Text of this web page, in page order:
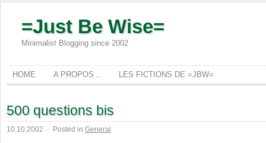
=Just Be Wise=
Minimalist Blogging since 2002
HOME A PROPOS .. LES FICTIONS DE =JBW=
500 questions bis
10.10.2002 · Posted in General